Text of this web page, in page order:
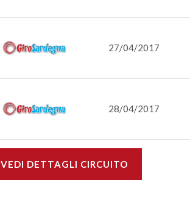
27/04/2017
28/04/2017
VEDI DETTAGLI CIRCUITO